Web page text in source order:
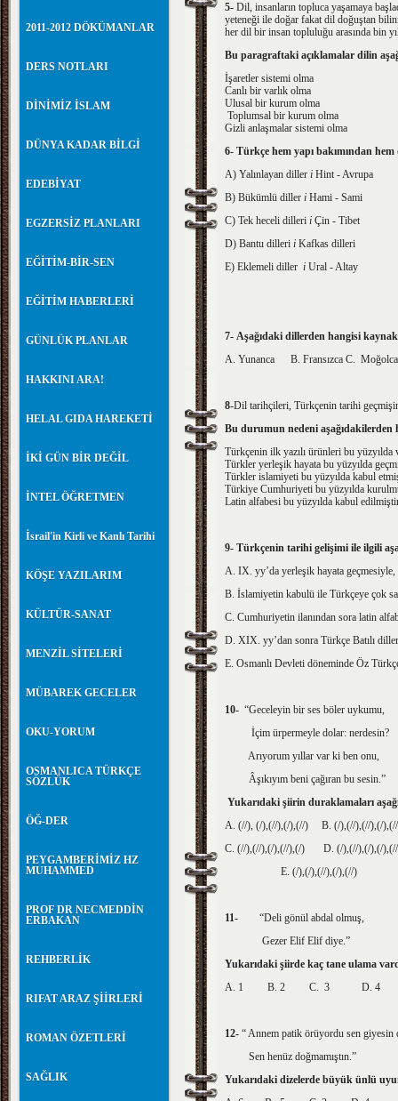
2011-2012 DÖKÜMANLAR
DERS NOTLARI
DİNİMİZ İSLAM
DÜNYA KADAR BİLGİ
EDEBİYAT
EGZERSİZ PLANLARI
EĞİTİM-BİR-SEN
EĞİTİM HABERLERİ
GÜNLÜK PLANLAR
HAKKINI ARA!
HELAL GIDA HAREKETİ
İKİ GÜN BİR DEĞİL
İNTEL ÖĞRETMEN
İsrail'in Kirli ve Kanlı Tarihi
KÖŞE YAZILARIM
KÜLTÜR-SANAT
MENZİL SİTELERİ
MÜBAREK GECELER
OKU-YORUM
OSMANLICA TÜRKÇE
SÖZLÜK
ÖĞ-DER
PEYGAMBERİMİZ HZ
MUHAMMED
PROF DR NECMEDDİN
ERBAKAN
REHBERLİK
RIFAT ARAZ ŞİİRLERİ
ROMAN ÖZETLERİ
SAĞLIK
5- Dil, insanların topluca yaşamaya
yeteneği ile doğar fakat dil doğuştan
her dil bir insan topluluğu arasında bin
Bu paragraftaki açıklamalar dilin
İşaretler sistemi olma
Canlı bir varlık olma
Ulusal bir kurum olma
Toplumsal bir kurum olma
Gizli anlaşmalar sistemi olma
6- Türkçe hem yapı bakımından
A) Yalınlayan diller i Hint - Avru­pa
B) Bükümlü diller i Hami - Sami
C) Tek heceli dilleri i Çin - Tibet
D) Bantu dilleri i Kafkas dilleri
E) Eklemeli diller i Ural - Altay
7- Aşağıdaki dillerden hangisi
A. Yunanca B. Fransızca
8-Dil tarihçileri, Türkçenin tarihi
Bu durumun nedeni aşağıdakilerden
Türkçenin ilk yazılı ürünleri bu yüzyılda
Türkler yerleşik hayata bu yüzyılda
Türkler islamiyeti bu yüzyılda kabul
Türkiye Cumhuriyeti bu yüzyılda
Latin alfabesi bu yüzyılda kabul
9- Türkçenin tarihi gelişimi ile ilgili
A. IX. yy’da yerleşik hayata
B. İslamiyetin kabulü ile Türkçeye çok
C. Cumhuriyetin ilanından sora latin
D. XIX. yy’dan sonra Türkçe Batılı
E. Osmanlı Devleti döneminde Öz
10- “Geceleyin bir ses böler uykumu,
İçim ürpermeyle dolar: nerdesin?
Arıyorum yıllar var ki ben onu,
Âşıkıyım beni çağıran bu sesin.”
Yukarıdaki şiirin
A. (//), (/),(//),(/),(//) B. (/),(//),(//),(/
C. (//),(//),(/),(//),(/) D. (/),(//),(/),(/
E. (/),(/),(//),(/),(//)
11- “Deli gönül abdal olmuş,
Gezer Elif Elif diye.”
Yukarıdaki şiirde kaç tane ulama
A. 1 B. 2 C. 3 D. 4
12- “ Annem patik örüyordu sen giyesin
Sen henüz doğmamıştın.”
Yukarıdaki dizelerde büyük ünlü